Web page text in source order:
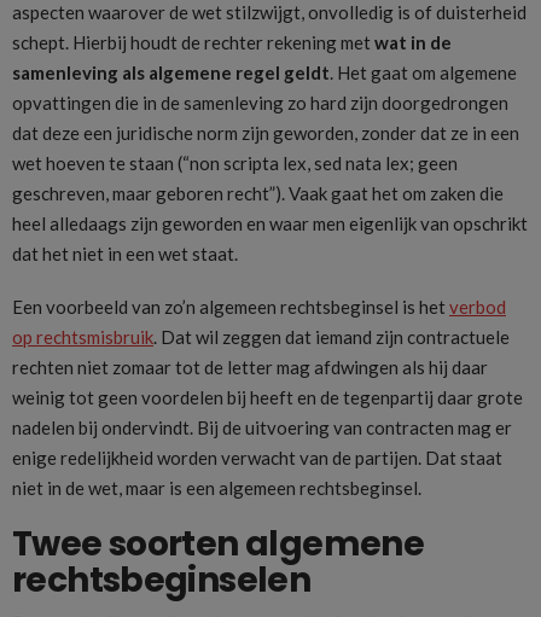
aspecten waarover de wet stilzwijgt, onvolledig is of duisterheid
schept. Hierbij houdt de rechter rekening metwat in de
samenleving als algemene regel geldt. Het gaat om algemene
opvattingen die in de samenleving zo hard zijn doorgedrongen
dat deze een juridische norm zijn geworden, zonder dat ze in een
wet hoeven te staan (“non scripta lex, sed nata lex; geen
geschreven, maar geboren recht”). Vaak gaat het om zaken die
heel alledaags zijn geworden en waar men eigenlijk van opschrikt
dat het niet in een wet staat.
Een voorbeeld van zo’n algemeen rechtsbeginsel is hetverbod
op rechtsmisbruik. Dat wil zeggen dat iemand zijn contractuele
rechten niet zomaar tot de letter mag afdwingen als hij daar
weinig tot geen voordelen bij heeft en de tegenpartij daar grote
nadelen bij ondervindt. Bij de uitvoering van contracten mag er
enige redelijkheid worden verwacht van de partijen. Dat staat
niet in de wet, maar is een algemeen rechtsbeginsel.
Twee soorten algemene
rechtsbeginselen